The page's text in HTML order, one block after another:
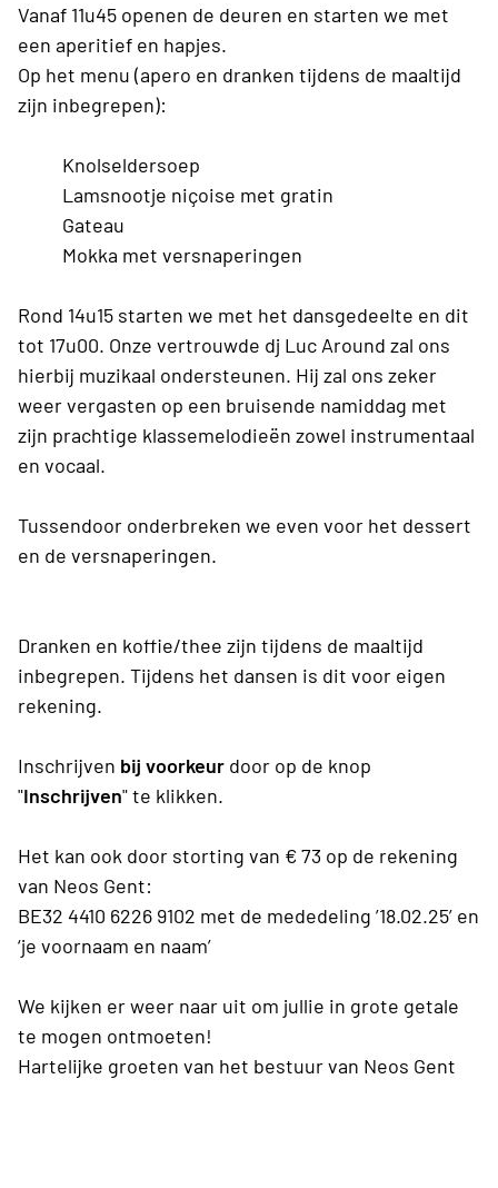
Vanaf 11u45 openen de deuren en starten we met
een aperitief en hapjes.
Op het menu (apero en dranken tijdens de maaltijd
zijn inbegrepen):
Knolseldersoep
Lamsnootje niçoise met gratin
Gateau
Mokka met versnaperingen
Rond 14u15 starten we met het dansgedeelte en dit
tot 17u00. Onze vertrouwde dj Luc Around zal ons
hierbij muzikaal ondersteunen. Hij zal ons zeker
weer vergasten op een bruisende namiddag met
zijn prachtige klassemelodieën zowel instrumentaal
en vocaal.
Tussendoor onderbreken we even voor het dessert
en de versnaperingen.
Dranken en koffie/thee zijn tijdens de maaltijd
inbegrepen. Tijdens het dansen is dit voor eigen
rekening.
Inschrijven bij voorkeur door op de knop
"Inschrijven" te klikken.
Het kan ook door storting van € 73 op de rekening
van Neos Gent:
BE32 4410 6226 9102 met de mededeling ’18.02.25’ en
‘je voornaam en naam’
We kijken er weer naar uit om jullie in grote getale
te mogen ontmoeten!
Hartelijke groeten van het bestuur van Neos Gent